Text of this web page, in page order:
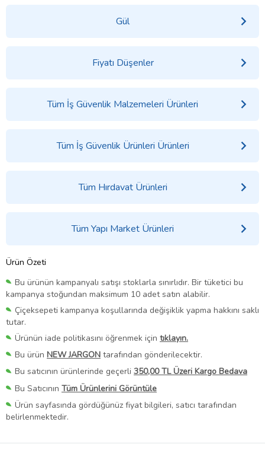
Gül
Fiyatı Düşenler
Tüm İş Güvenlik Malzemeleri Ürünleri
Tüm İş Güvenlik Ürünleri Ürünleri
Tüm Hırdavat Ürünleri
Tüm Yapı Market Ürünleri
Ürün Özeti
Bu ürünün kampanyalı satışı stoklarla sınırlıdır. Bir tüketici bu
kampanya stoğundan maksimum 10 adet satın alabilir.
Çiçeksepeti kampanya koşullarında değişiklik yapma hakkını saklı
tutar.
Ürünün iade politikasını öğrenmek için tıklayın.
Bu ürün NEW JARGON tarafından gönderilecektir.
Bu satıcının ürünlerinde geçerli 350,00 TL Üzeri Kargo Bedava
Bu Satıcının Tüm Ürünlerini Görüntüle
Ürün sayfasında gördüğünüz fiyat bilgileri, satıcı tarafından
belirlenmektedir.